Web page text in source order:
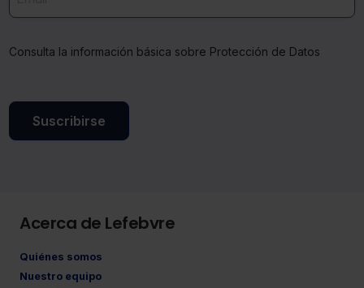
Consulta la información básica sobre Protección de Datos
Suscribirse
Acerca de Lefebvre
Quiénes somos
Nuestro equipo